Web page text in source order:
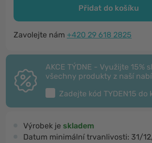
Přidat do košíku
Zavolejte nám +420 29 618 2825
AKCE TÝDNE - Využijte 15%
všechny produkty z naší
Zadejte kód TYDEN15 do
Výrobek je skladem
Datum minimální trvanlivosti: 31/